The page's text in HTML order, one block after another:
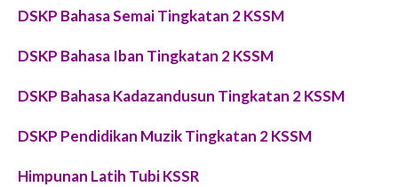
DSKP Bahasa Semai Tingkatan 2 KSSM
DSKP Bahasa Iban Tingkatan 2 KSSM
DSKP Bahasa Kadazandusun Tingkatan 2 KSSM
DSKP Pendidikan Muzik Tingkatan 2 KSSM
Himpunan Latih Tubi KSSR